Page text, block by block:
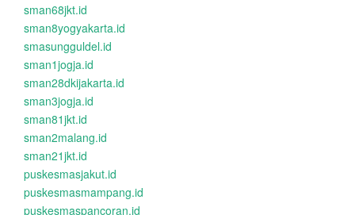
sman68jkt.id
sman8yogyakarta.id
smasungguldel.id
sman1jogja.id
sman28dkijakarta.id
sman3jogja.id
sman81jkt.id
sman2malang.id
sman21jkt.id
puskesmasjakut.id
puskesmasmampang.id
puskesmaspancoran.id